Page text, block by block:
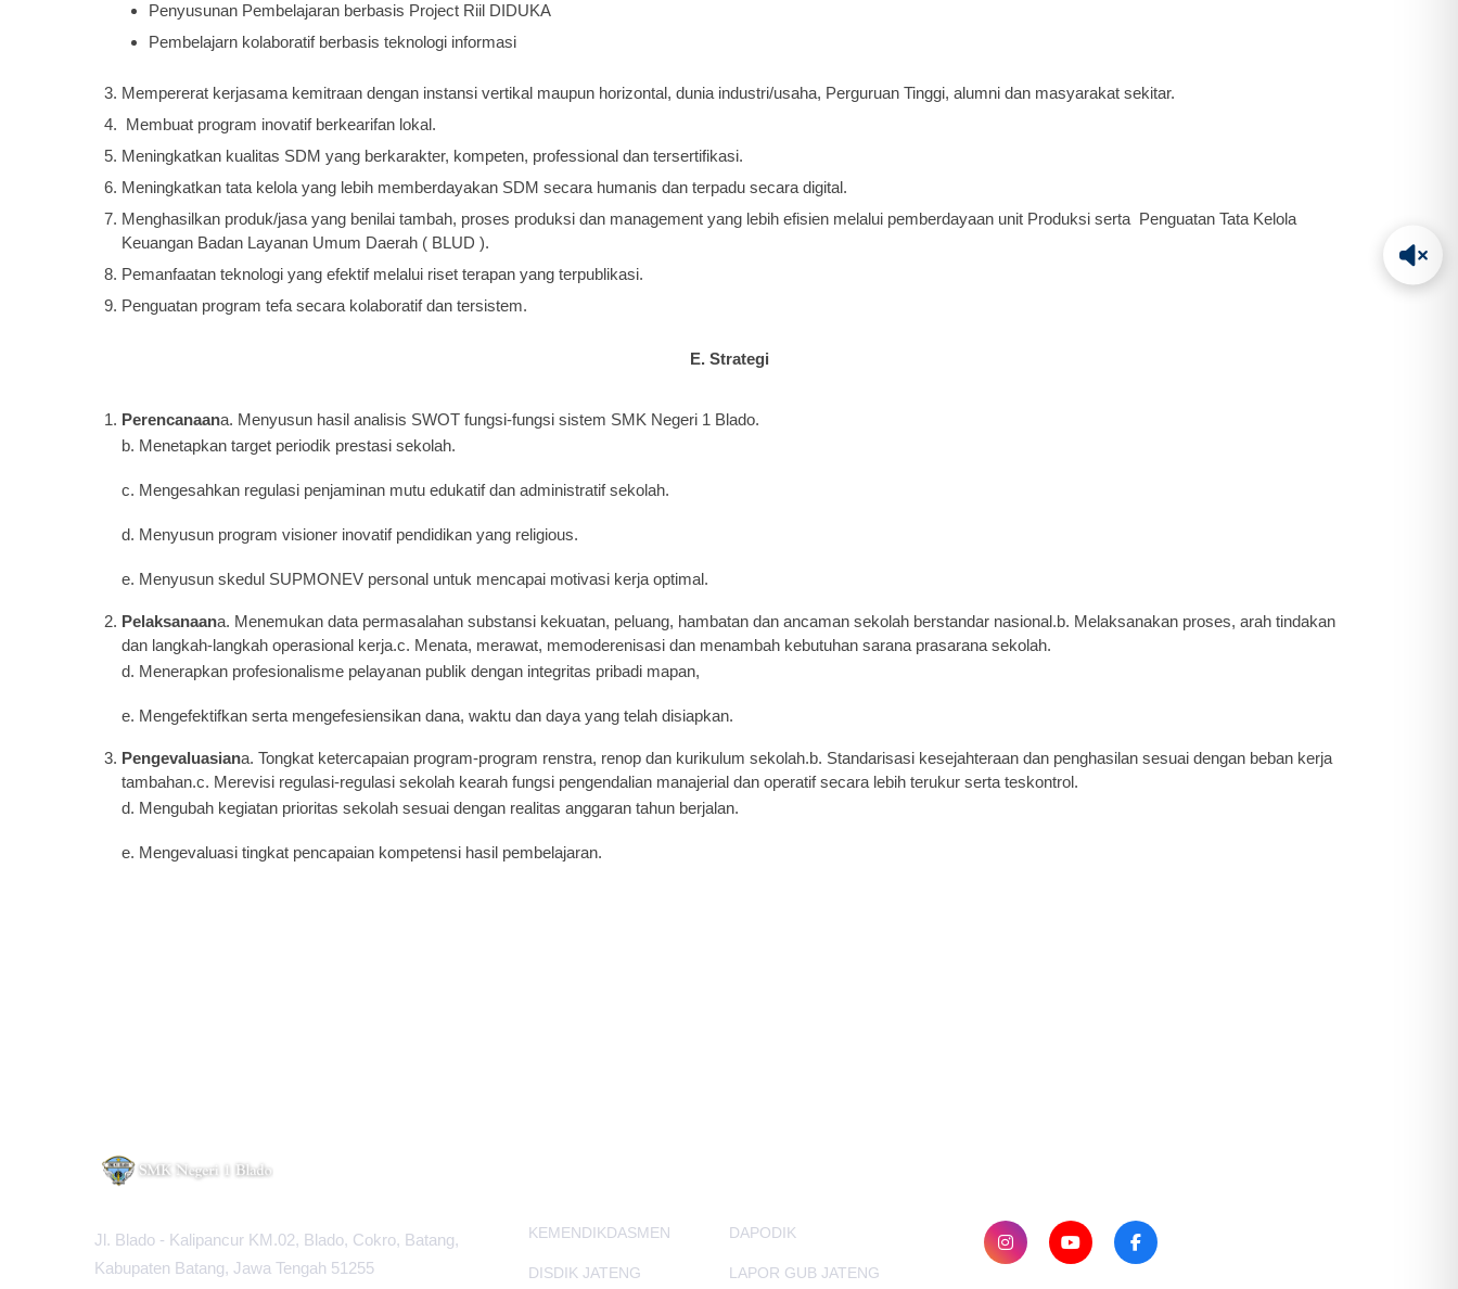
Penyusunan Pembelajaran berbasis Project Riil DIDUKA
Pembelajarn kolaboratif berbasis teknologi informasi
Mempererat kerjasama kemitraan dengan instansi vertikal maupun horizontal, dunia industri/usaha, Perguruan Tinggi, alumni dan masyarakat sekitar.
Membuat program inovatif berkearifan lokal.
Meningkatkan kualitas SDM yang berkarakter, kompeten, professional dan tersertifikasi.
Meningkatkan tata kelola yang lebih memberdayakan SDM secara humanis dan terpadu secara digital.
Menghasilkan produk/jasa yang benilai tambah, proses produksi dan management yang lebih efisien melalui pemberdayaan unit Produksi serta Penguatan Tata Kelola
Keuangan Badan Layanan Umum Daerah ( BLUD ).
Pemanfaatan teknologi yang efektif melalui riset terapan yang terpublikasi.
Penguatan program tefa secara kolaboratif dan tersistem.
E. Strategi
Perencanaana. Menyusun hasil analisis SWOT fungsi-fungsi sistem SMK Negeri 1 Blado.
b. Menetapkan target periodik prestasi sekolah.
c. Mengesahkan regulasi penjaminan mutu edukatif dan administratif sekolah.
d. Menyusun program visioner inovatif pendidikan yang religious.
e. Menyusun skedul SUPMONEV personal untuk mencapai motivasi kerja optimal.
Pelaksanaana. Menemukan data permasalahan substansi kekuatan, peluang, hambatan dan ancaman sekolah berstandar nasional.b. Melaksanakan proses, arah tindakan
dan langkah-langkah operasional kerja.c. Menata, merawat, memoderenisasi dan menambah kebutuhan sarana prasarana sekolah.
d. Menerapkan profesionalisme pelayanan publik dengan integritas pribadi mapan,
e. Mengefektifkan serta mengefesiensikan dana, waktu dan daya yang telah disiapkan.
Pengevaluasiana. Tongkat ketercapaian program-program renstra, renop dan kurikulum sekolah.b. Standarisasi kesejahteraan dan penghasilan sesuai dengan beban kerja
tambahan.c. Merevisi regulasi-regulasi sekolah kearah fungsi pengendalian manajerial dan operatif secara lebih terukur serta teskontrol.
d. Mengubah kegiatan prioritas sekolah sesuai dengan realitas anggaran tahun berjalan.
e. Mengevaluasi tingkat pencapaian kompetensi hasil pembelajaran.
Jl. Blado - Kalipancur KM.02, Blado, Cokro, Batang,
Kabupaten Batang, Jawa Tengah 51255
KEMENDIKDASMEN DAPODIK
DISDIK JATENG LAPOR GUB JATENG